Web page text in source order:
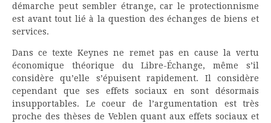
démarche peut sembler étrange, car le protectionnisme
est avant tout lié à la question des échanges de biens et
services.
Dans ce texte Keynes ne remet pas en cause la vertu
économique théorique du Libre-Échange, même s’il
considère qu’elle s’épuisent rapidement. Il considère
cependant que ses effets sociaux en sont désormais
insupportables. Le coeur de l’argumentation est très
proche des thèses de Veblen quant aux effets sociaux et